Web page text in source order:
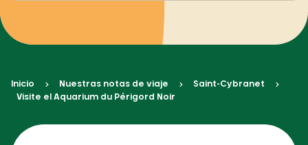
Inicio Nuestras notas de viaje
Saint-Cybranet
Visite el Aquarium du Périgord Noir